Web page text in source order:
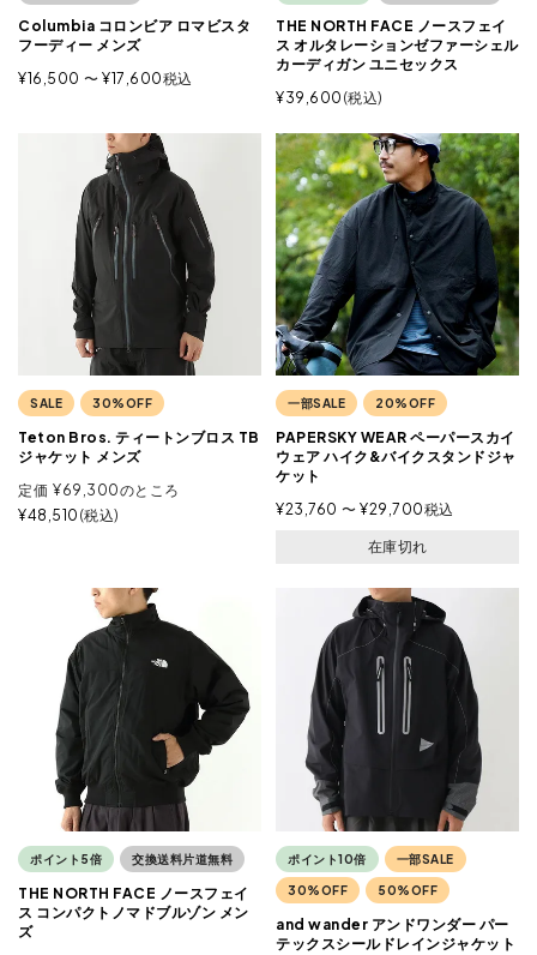
Columbia コロンビア ロマビスタ
フーディー メンズ
¥16,500 〜 ¥17,600税込
THE NORTH FACE ノースフェイ
ス オルタレーションゼファーシェル
カーディガン ユニセックス
¥39,600 税込
SALE 30%OFF
Teton Bros. ティートンブロス TB
ジャケット メンズ
定価 ¥69,300のところ
¥48,510 税込
一部SALE 20%OFF
PAPERSKY WEAR ペーパースカイ
ウェア ハイク&バイクスタンドジャ
ケット
¥23,760 〜 ¥29,700税込
在庫切れ
ポイント5倍 交換送料片道無料
THE NORTH FACE ノースフェイ
ス コンパクトノマドブルゾン メン
ズ
ポイント10倍 一部SALE
30%OFF 50%OFF
and wander アンドワンダー パー
テックスシールドレインジャケット